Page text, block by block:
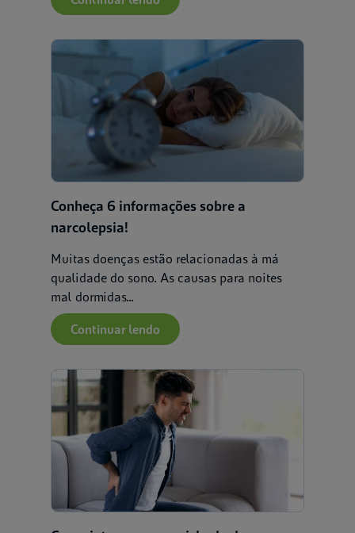
Conheça 6 informações sobre a
narcolepsia!
Muitas doenças estão relacionadas à má
qualidade do sono. As causas para noites
mal dormidas...
Continuar lendo